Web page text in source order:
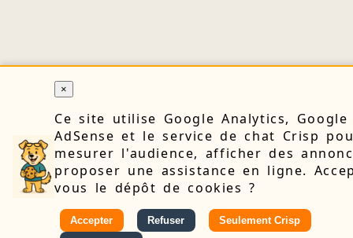
×
Ce site utilise Google Analytics, Google
AdSense et le service de chat Crisp
mesurer l'audience, afficher des
proposer une assistance en ligne.
vous le dépôt de cookies ?
Accepter Refuser
Seulement Crisp